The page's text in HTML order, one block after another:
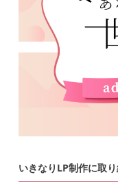
いきなりLP制作に取